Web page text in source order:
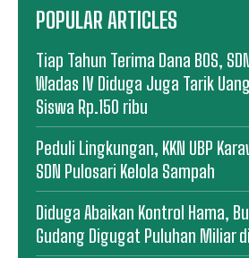
POPULAR ARTICLES
Tiap Tahun Terima Dana BOS,
Wadas IV Diduga Juga Tarik
Siswa Rp.150 ribu
Peduli Lingkungan, KKN UBP
SDN Pulosari Kelola Sampah
Diduga Abaikan Kontrol Hama,
Gudang Digugat Puluhan Miliar